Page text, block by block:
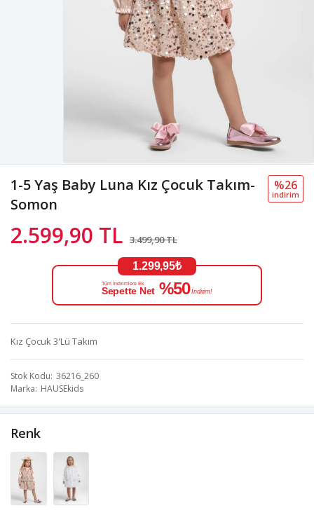
1-5 Yaş Baby Luna Kız Çocuk Takım-
Somon
2.599,90 TL 3.499,90 TL
%26
i̇ndi̇ri̇m
1.299,95₺
Tüm İndirimlere Ek
Sepette Net %50 İndirim!
Kız Çocuk 3'Lü Takım
Stok Kodu 36216_260
Marka HAUSEkids
Renk